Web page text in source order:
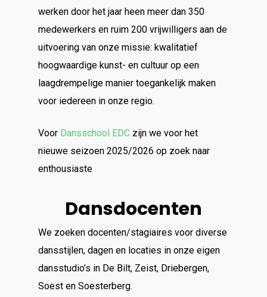
werken door het jaar heen meer dan 350
medewerkers en ruim 200 vrijwilligers aan de
uitvoering van onze missie: kwalitatief
hoogwaardige kunst- en cultuur op een
laagdrempelige manier toegankelijk maken
voor iedereen in onze regio.
Voor Dansschool EDC zijn we voor het
nieuwe seizoen 2025/2026 op zoek naar
enthousiaste
Dansdocenten
We zoeken docenten/stagiaires voor diverse
dansstijlen, dagen en locaties in onze eigen
dansstudio’s in De Bilt, Zeist, Driebergen,
Soest en Soesterberg.